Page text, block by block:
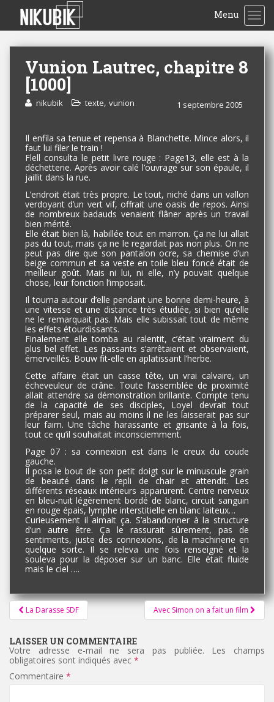
Menu
Vunion Lautrec, chapitre 8
[1000]
1 septembre 2005
nikubik texte, vunion
Il enfila sa tenue et repensa à Blanchette. Mince alors, il
faut lui filer le train !
Flell consulta le petit livre rouge : Page13, elle est à la
déchetterie. Après avoir calé l’ouvrage sur son épaule, il
jaillit dans la rue.
L’endroit était très propre. Le tout, niché dans un vallon
verdoyant d’un vert vif, offrait une oasis de repos. Ainsi
de nombreux badauds venaient flâner après un travail
bien mérité.
Elle était bien là, habillée tout en marron. Ça ne lui allait
pas du tout, mais ça ne le regardait pas non plus. On ne
peut pas dire que son pantalon ocre, sa chemise d’un
beige commun et sa veste en toile bleu foncé était de
meilleur goût. Mais ni lui, ni elle, n’y pouvait quelque
chose, leur fonction l’imposait.
Il tourna autour d’elle pendant une bonne demi-heure, à
une vitesse et une distance très étudiée, si bien qu’elle
ne le remarquait pas. Mais elle subissait tout de même
les effets étourdissants.
Finalement elle tomba au ralentit, c’était vraiment du
plus bel effet. Les passants s’arrêtaient et observaient,
émerveillés. Bouw fit-elle en aplatissant l’herbe.
Cette affaire était un casse tête, un vrai calvaire, un
écheveuleur de crâne. Toute l’assemblée de proximité
allait attendre sa démonstration brillante. Compte tenu
de la capacité de ses disciples, Loyel devrait tout
préparer seul, mais au moins il ne les laisserait pas sur
leur faim. Une tâche harassante et grisante à la fois,
tout ce qu’il souhaitait inconsciemment.
Page 07 : sa connexion est dans le creux du coude
gauche.
Il posa le bout de son petit doigt sur le minuscule grain
de beauté dans le repli de chair et attendit. Les
différents réseaux intérieurs apparurent. Centre nerveux
en bleu-nuit légèrement bordé de blanc, circuit sanguin
en rouge épais, lymphe interstitielle en blanc laiteux…
Curieusement il aimait ça. S’abandonner à la structure
d’un autre être. Ça le rassurait sûrement, pas de
sentiments, juste des connexions, de la machinerie en
quelque sorte. Il se releva une fois renseigné et la
souleva pour la déposer sur un banc. Elle était fluide
mais le ciel ….
Pagination
d'article
La Darasse SDF Avec Simon on a fait un film
LAISSER UN COMMENTAIRE
Votre adresse e-mail ne sera pas publiée.
Les champs
obligatoires sont indiqués avec *
Commentaire *